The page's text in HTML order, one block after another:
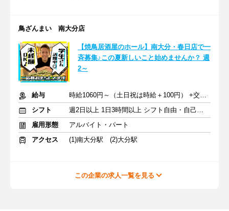
鳥ざんまい 南大分店
【焼鳥居酒屋のホール】南大分・春日店で一
斉募集♪この夏新しいこと始めませんか？ 週
2～
給与
時給1060円～（土日祝は時給＋100円） +交通費
シフト
週2日以上 1日3時間以上 シフト自由・自己申告
雇用形態
アルバイト・パート
アクセス
(1)南大分駅 (2)大分駅
この企業の求人一覧を見る